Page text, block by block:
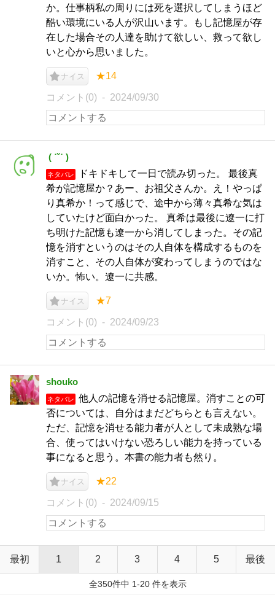
か。仕事柄私の周りには死を選択してしまうほど
酷い環境にいる人が沢山います。もし記憶屋が存
在した場合その人達を助けて欲しい、救って欲し
いと心から思いました。
ナイス ★14
コメント(0) 2024/09/30
‪︎‬ ‪︎( ˙˘˙ )
ネタバレ
ドキドキして一日で読み切った。 最後真
希が記憶屋か？あー、お祖父さんか。え！やっぱ
り真希か！って感じで、途中から薄々真希な気は
していたけど面白かった。 真希は最後に遼一に打
ち明けた記憶も遼一から消してしまった。その記
憶を消すというのはその人自体を構成するものを
消すこと、その人自体が変わってしまうのではな
いか。怖い。遼一に共感。
ナイス ★7
コメント(0) 2024/09/23
shouko
ネタバレ
他人の記憶を消せる記憶屋。消すことの可
否については、自分はまだどちらとも言えない。
ただ、記憶を消せる能力者が人として未成熟な場
合、使ってはいけない恐ろしい能力を持っている
事になると思う。本書の能力者も然り。
ナイス ★22
コメント(0) 2024/09/15
最初 1 2 3 4 5 最後
全350件中 1-20 件を表示